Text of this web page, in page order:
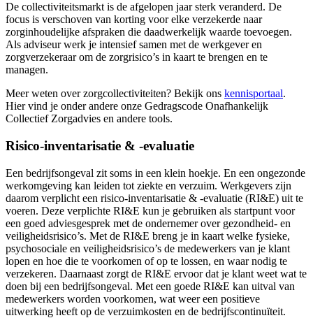
De collectiviteitsmarkt is de afgelopen jaar sterk veranderd. De
focus is verschoven van korting voor elke verzekerde naar
zorginhoudelijke afspraken die daadwerkelijk waarde toevoegen.
Als adviseur werk je intensief samen met de werkgever en
zorgverzekeraar om de zorgrisico’s in kaart te brengen en te
managen.
Meer weten over zorgcollectiviteiten? Bekijk ons kennisportaal.
Hier vind je onder andere onze Gedragscode Onafhankelijk
Collectief Zorgadvies en andere tools.
Risico-inventarisatie & -evaluatie
Een bedrijfsongeval zit soms in een klein hoekje. En een ongezonde
werkomgeving kan leiden tot ziekte en verzuim. Werkgevers zijn
daarom verplicht een risico-inventarisatie & -evaluatie (RI&E) uit te
voeren. Deze verplichte RI&E kun je gebruiken als startpunt voor
een goed adviesgesprek met de ondernemer over gezondheid- en
veiligheidsrisico’s. Met de RI&E breng je in kaart welke fysieke,
psychosociale en veiligheidsrisico’s de medewerkers van je klant
lopen en hoe die te voorkomen of op te lossen, en waar nodig te
verzekeren. Daarnaast zorgt de RI&E ervoor dat je klant weet wat te
doen bij een bedrijfsongeval. Met een goede RI&E kan uitval van
medewerkers worden voorkomen, wat weer een positieve
uitwerking heeft op de verzuimkosten en de bedrijfscontinuïteit.